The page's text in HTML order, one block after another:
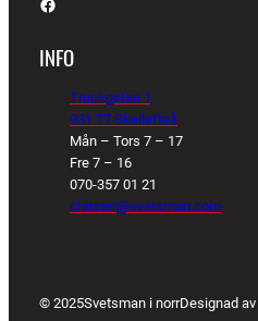
INFO
Truckgatan 1,
931 27 Skellefteå
Mån – Tors 7 – 17
Fre 7 – 16
070-357 01 21
christer@svetsman.com
© 2025Svetsman i norrDesignad av